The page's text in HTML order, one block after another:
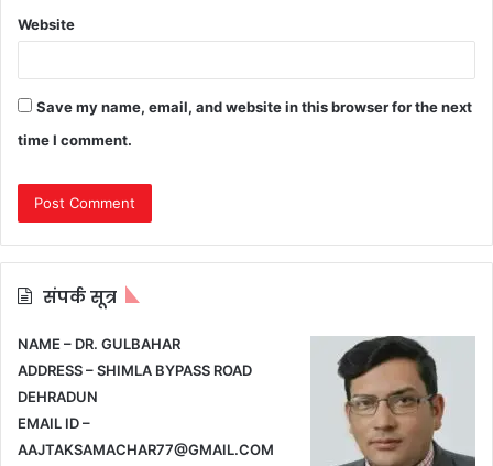
Website
Save my name, email, and website in this browser for the next
time I comment.
संपर्क सूत्र
NAME – DR. GULBAHAR
ADDRESS – SHIMLA BYPASS ROAD
DEHRADUN
EMAIL ID –
AAJTAKSAMACHAR77@GMAIL.COM